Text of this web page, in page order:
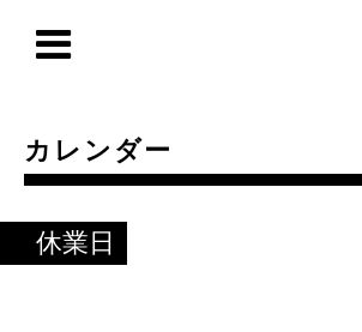
カレンダー
休業日